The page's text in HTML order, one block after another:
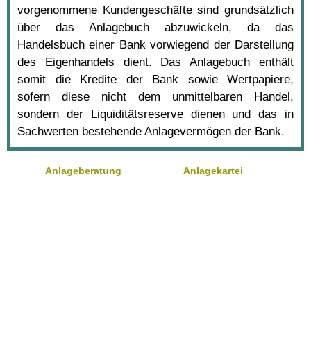
vorgenommene Kundengeschäfte sind grundsätzlich
über das Anlagebuch abzuwickeln, da das
Handelsbuch einer Bank vorwiegend der Darstellung
des Eigenhandels dient. Das Anlagebuch enthält
somit die Kredite der Bank sowie Wertpapiere,
sofern diese nicht dem unmittelbaren Handel,
sondern der Liquiditätsreserve dienen und das in
Sachwerten bestehende Anlagevermögen der Bank.
Anlageberatung Anlagekartei